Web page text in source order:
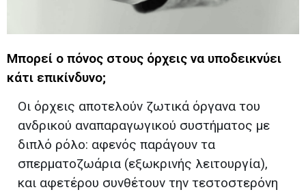
Μπορεί ο πόνος στους όρχεις να υποδεικνύει
κάτι επικίνδυνο;
Οι όρχεις αποτελούν ζωτικά όργανα του
ανδρικού αναπαραγωγικού συστήματος με
διπλό ρόλο: αφενός παράγουν τα
σπερματοζωάρια (εξωκρινής λειτουργία),
και αφετέρου συνθέτουν την τεστοστερόνη